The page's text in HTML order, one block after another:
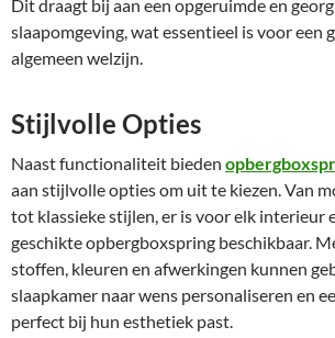
Dit draagt bij aan een opgeruimde en
slaapomgeving, wat essentieel is voor een
algemeen welzijn.
Stijlvolle Opties
Naast functionaliteit bieden
aan stijlvolle opties om uit te kiezen. Van
tot klassieke stijlen, er is voor elk interieur
geschikte opbergboxspring beschikbaar.
stoffen, kleuren en afwerkingen kunnen
slaapkamer naar wens personaliseren en
perfect bij hun esthetiek past.